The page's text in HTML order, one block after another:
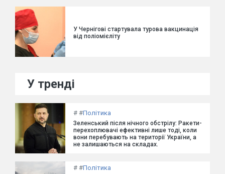
У Чернігові стартувала турова вакцинація
від поліомієліту
У тренді
# #Політика
Зеленський після нічного обстрілу: Ракети-
перехоплювачі ефективні лише тоді, коли
вони перебувають на території України, а
не залишаються на складах.
# #Політика